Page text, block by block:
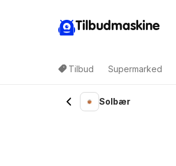
Tilbudmaskine
Tilbud Supermarked
Solbær